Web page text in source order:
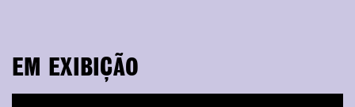
EM EXIBIÇÃO